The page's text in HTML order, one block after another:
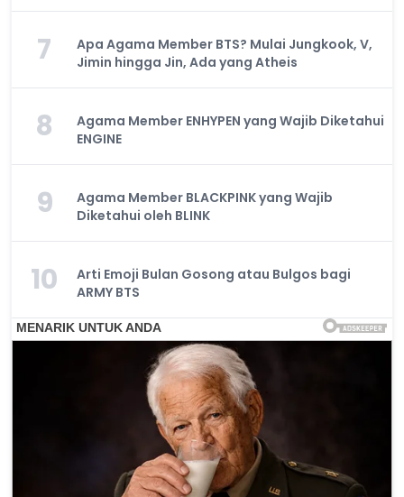
7
Apa Agama Member BTS? Mulai Jungkook, V,
Jimin hingga Jin, Ada yang Atheis
8
Agama Member ENHYPEN yang Wajib Diketahui
ENGINE
9
Agama Member BLACKPINK yang Wajib
Diketahui oleh BLINK
10
Arti Emoji Bulan Gosong atau Bulgos bagi
ARMY BTS